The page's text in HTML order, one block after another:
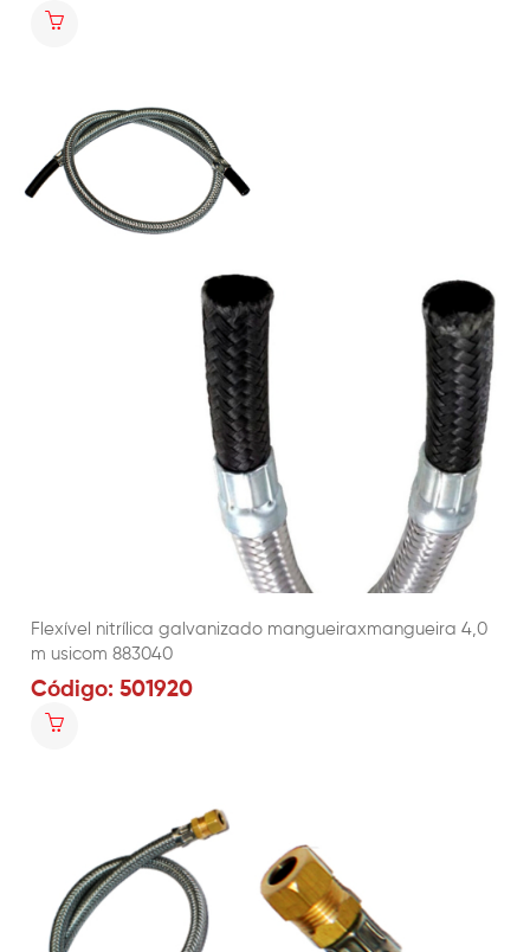
Flexível nitrílica galvanizado mangueiraxmangueira 4,0
m usicom 883040
Código: 501920